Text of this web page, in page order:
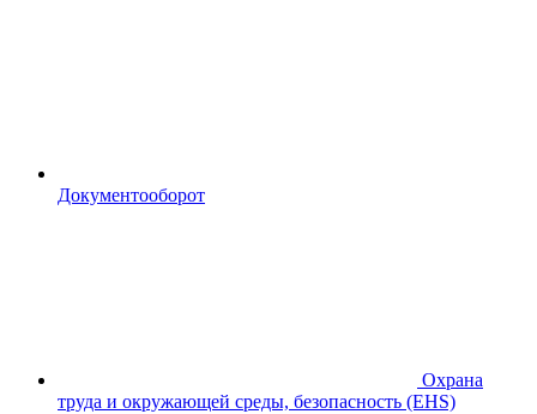
Документооборот
Охрана
труда и окружающей среды, безопасность (EHS)